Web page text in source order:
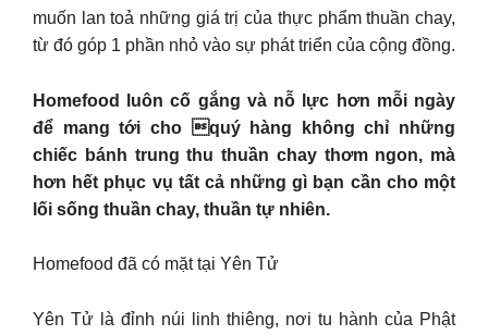
muốn lan toả những giá trị của thực phẩm thuần chay,
từ đó góp 1 phần nhỏ vào sự phát triển của cộng đồng.
Homefood luôn cố gắng và nỗ lực hơn mỗi ngày
để mang tới cho quý hàng không chỉ những
chiếc bánh trung thu thuần chay thơm ngon, mà
hơn hết phục vụ tất cả những gì bạn cần cho một
lối sống thuần chay, thuần tự nhiên.
Homefood đã có mặt tại Yên Tử
Yên Tử là đỉnh núi linh thiêng, nơi tu hành của Phật